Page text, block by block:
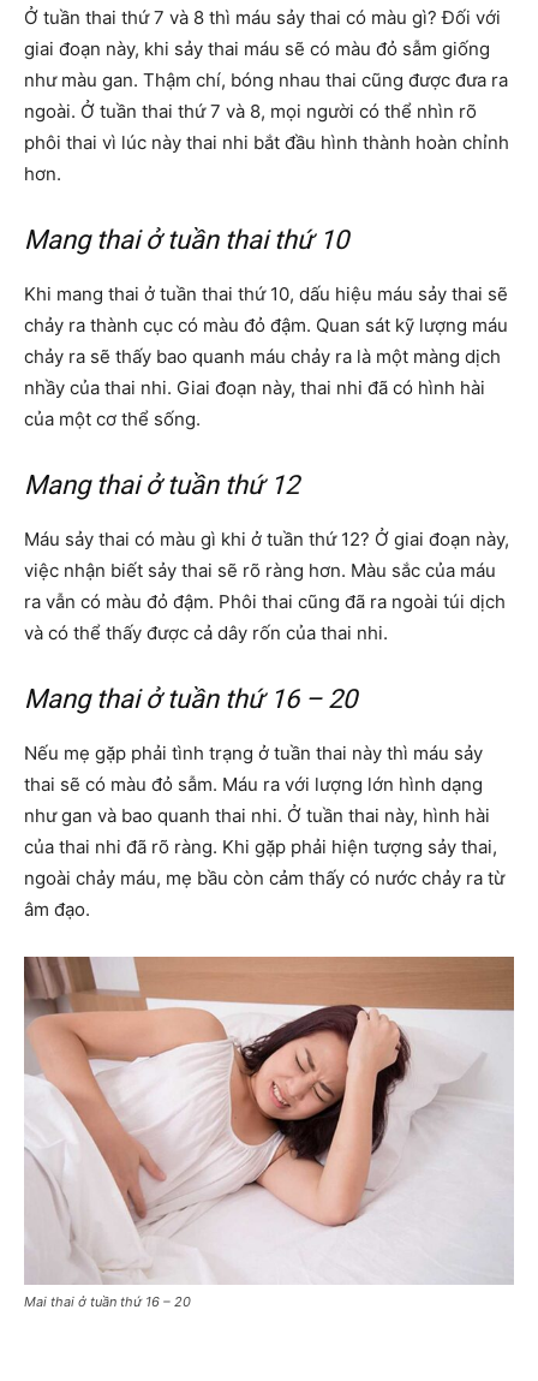
Ở tuần thai thứ 7 và 8 thì máu sảy thai có màu gì? Đối với
giai đoạn này, khi sảy thai máu sẽ có màu đỏ sẫm giống
như màu gan. Thậm chí, bóng nhau thai cũng được đưa ra
ngoài. Ở tuần thai thứ 7 và 8, mọi người có thể nhìn rõ
phôi thai vì lúc này thai nhi bắt đầu hình thành hoàn chỉnh
hơn.
Mang thai ở tuần thai thứ 10
Khi mang thai ở tuần thai thứ 10, dấu hiệu máu sảy thai sẽ
chảy ra thành cục có màu đỏ đậm. Quan sát kỹ lượng máu
chảy ra sẽ thấy bao quanh máu chảy ra là một màng dịch
nhầy của thai nhi. Giai đoạn này, thai nhi đã có hình hài
của một cơ thể sống.
Mang thai ở tuần thứ 12
Máu sảy thai có màu gì khi ở tuần thứ 12? Ở giai đoạn này,
việc nhận biết sảy thai sẽ rõ ràng hơn. Màu sắc của máu
ra vẫn có màu đỏ đậm. Phôi thai cũng đã ra ngoài túi dịch
và có thể thấy được cả dây rốn của thai nhi.
Mang thai ở tuần thứ 16 – 20
Nếu mẹ gặp phải tình trạng ở tuần thai này thì máu sảy
thai sẽ có màu đỏ sẫm. Máu ra với lượng lớn hình dạng
như gan và bao quanh thai nhi. Ở tuần thai này, hình hài
của thai nhi đã rõ ràng. Khi gặp phải hiện tượng sảy thai,
ngoài chảy máu, mẹ bầu còn cảm thấy có nước chảy ra từ
âm đạo.
Mai thai ở tuần thứ 16 – 20